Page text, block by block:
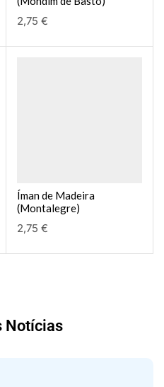
2,75 €
Íman de Madeira
(Montalegre)
2,75 €
Notícias